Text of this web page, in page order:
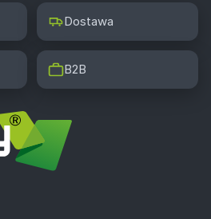
Dostawa
B2B